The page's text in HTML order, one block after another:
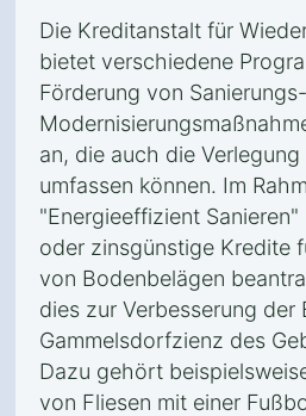
Die Kreditanstalt für
bietet verschiedene
Förderung von
an, die auch die Verlegung
umfassen können. Im
"Energieeffizient
oder zinsgünstige Kredite
von Bodenbelägen
dies zur Verbesserung der
Gammelsdorfzienz des
Dazu gehört
von Fliesen mit einer